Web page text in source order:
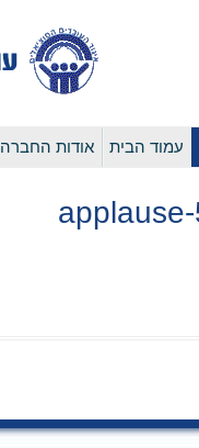
עמוד הבית אודות החברה